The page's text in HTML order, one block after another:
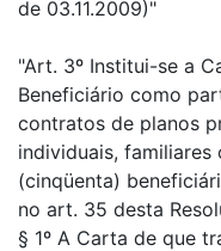
de 03.11.2009)"
"Art. 3º Institui-se a
Beneficiário como
contratos de planos
individuais,
(cinqüenta)
no art. 35 desta
§ 1º A Carta de que